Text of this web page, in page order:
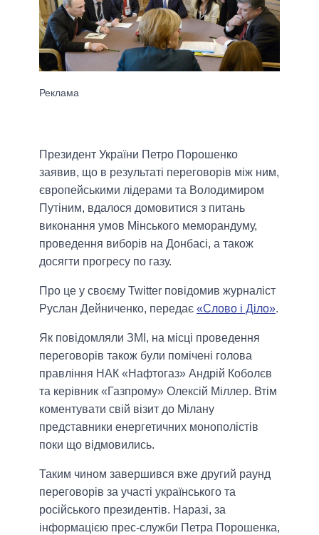
Президент України Петро Порошенко
заявив, що в результаті переговорів між ним,
європейськими лідерами та Володимиром
Путіним, вдалося домовитися з питань
виконання умов Мінського меморандуму,
проведення виборів на Донбасі, а також
досягти прогресу по газу.
Про це у своєму Twitter повідомив журналіст
Руслан Дейниченко, передає «Слово і Діло».
Як повідомляли ЗМІ, на місці проведення
переговорів також були помічені голова
правління НАК «Нафтогаз» Андрій Коболєв
та керівник «Газпрому» Олексій Міллер. Втім
коментувати свій візит до Мілану
представники енергетичних монополістів
поки що відмовились.
Таким чином завершився вже другий раунд
переговорів за участі українського та
російського президентів. Наразі, за
інформацією прес-служби Петра Порошенка,